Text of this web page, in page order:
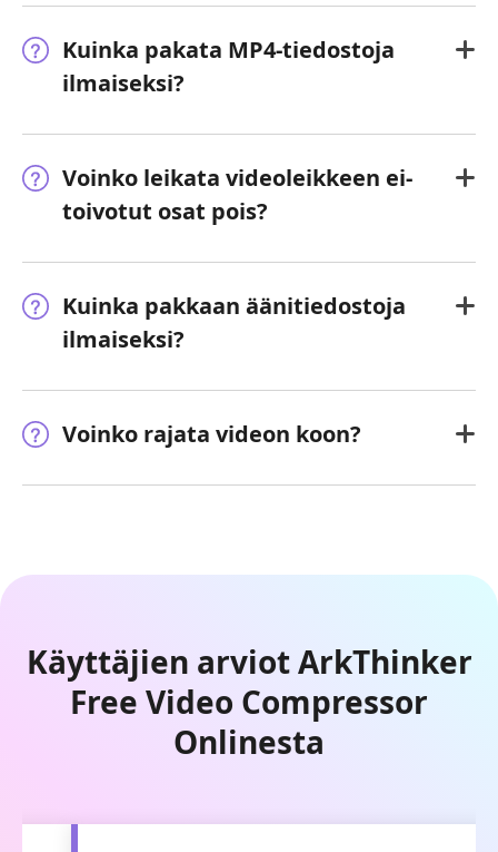
Kuinka pakata MP4-tiedostoja
ilmaiseksi?
Voinko leikata videoleikkeen ei-
toivotut osat pois?
Kuinka pakkaan äänitiedostoja
ilmaiseksi?
Voinko rajata videon koon?
Käyttäjien arviot ArkThinker
Free Video Compressor
Onlinesta